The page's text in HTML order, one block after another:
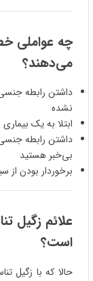
چه عواملی
می‌دهند؟
داشتن رابطه
نشده
ابتلا به یک
داشتن رابطه
بی‌خبر هستید
برخوردار بودن
علائم زگیل
است؟
حالا که با زگیل